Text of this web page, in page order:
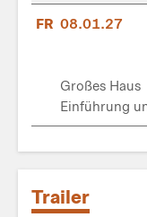
FR 08.01.27
Großes Haus
Einführung
Trailer